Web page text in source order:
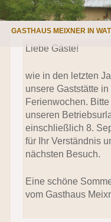
GASTHAUS MEIXNER IN
Liebe Gäste!
wie in den letzten
unsere Gaststätte
Ferienwochen.
unseren
einschließlich 8.
für Ihr Verständnis
nächsten Besuch.
Eine schöne
vom Gasthaus